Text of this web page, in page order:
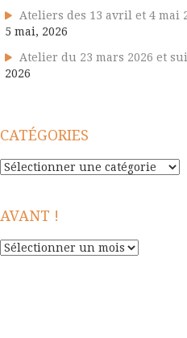
Ateliers des 13 avril et 4 mai
5 mai, 2026
Atelier du 23 mars 2026 et
2026
CATÉGORIES
Catégories
AVANT !
Avant